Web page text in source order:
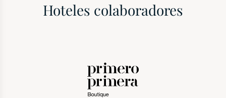
Hoteles colaboradores